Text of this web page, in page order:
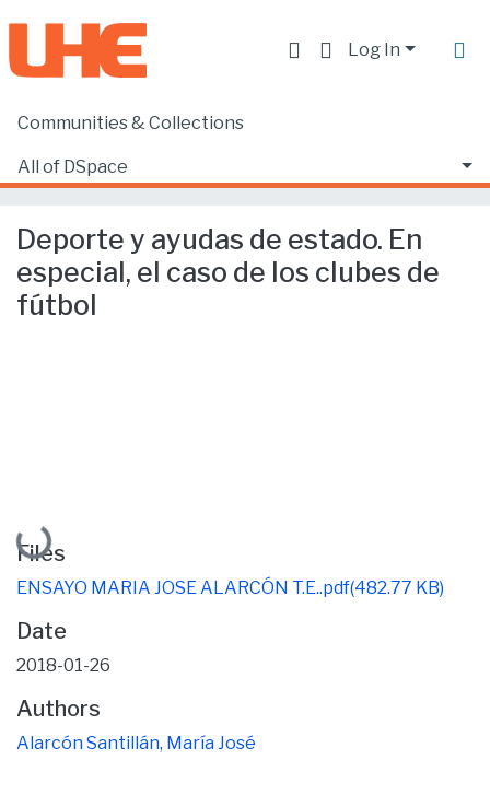
Log In
Communities & Collections
All of DSpace
Home
Facultad de Derecho
Deporte y ayudas de estado. En especial, el caso de los clubes de fútbol
Deporte y ayudas de estado. En
especial, el caso de los clubes de
fútbol
Loading...
Files
ENSAYO MARIA JOSE ALARCÓN T.E..pdf(482.77 KB)
Date
2018-01-26
Authors
Alarcón Santillán, María José